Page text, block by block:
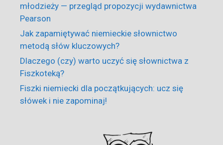
młodzieży — przegląd propozycji wydawnictwa
Pearson
Jak zapamiętywać niemieckie słownictwo
metodą słów kluczowych?
Dlaczego (czy) warto uczyć się słownictwa z
Fiszkoteką?
Fiszki niemiecki dla początkujących: ucz się
słówek i nie zapominaj!